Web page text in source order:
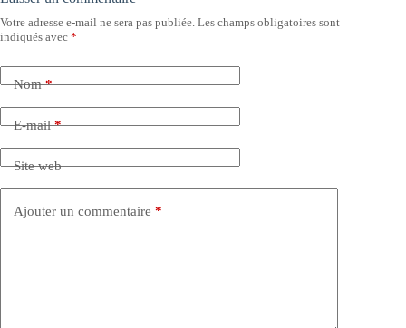
Votre adresse e-mail ne sera pas publiée. Les champs obligatoires sont
indiqués avec *
Nom*
E-mail*
Site web
Ajouter un commentaire *